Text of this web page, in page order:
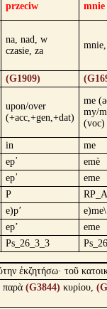
przeciw mnie
na, nad, w
czasie, za
(G1909)
upon/over
(+acc,+gen,+dat)
me
my/
(voc)
in
me
ep᾿
emè
ep᾿
eme
P
e)p’
e)me\
ep’
eme
Ps_26_3_3
ἐκζητήσω· τοῦ
παρὰ (G3844) κυρίου,